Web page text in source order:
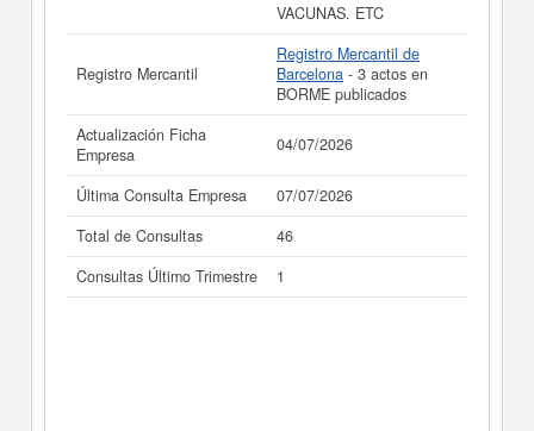
VACUNAS. ETC
Registro Mercantil
Registro Mercantil de
Barcelona - 3 actos en
BORME publicados
Actualización Ficha
Empresa
04/07/2026
Última Consulta Empresa
07/07/2026
Total de Consultas
46
Consultas Último Trimestre
1